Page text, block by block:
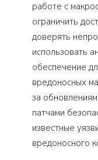
работе с
ограничить
доверять
использовать
обеспечение
вредоносных
за
патчами
известные
вредоносного